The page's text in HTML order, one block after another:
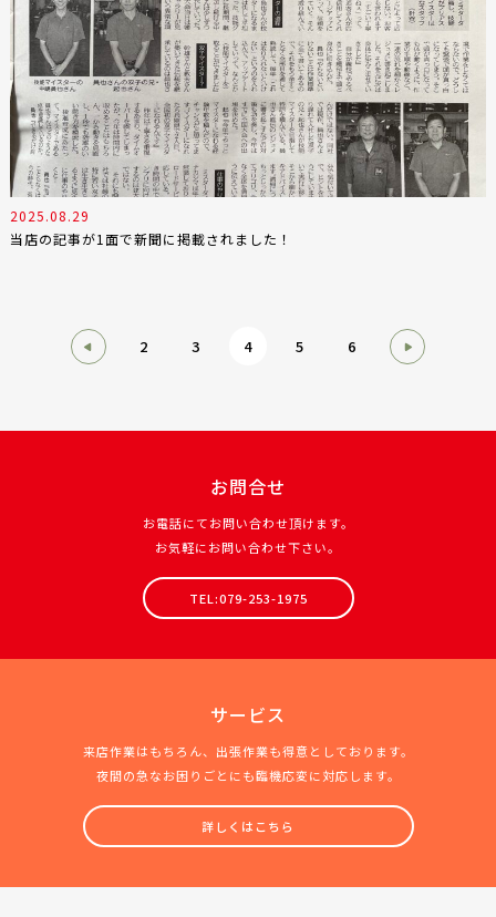
2025.08.29
当店の記事が1面で新聞に掲載されました！
2 3 4 5 6
お問合せ
お電話にてお問い合わせ頂けます。
お気軽にお問い合わせ下さい。
TEL:079-253-1975
サービス
来店作業はもちろん、出張作業も得意としております。
夜間の急なお困りごとにも臨機応変に対応します。
詳しくはこちら